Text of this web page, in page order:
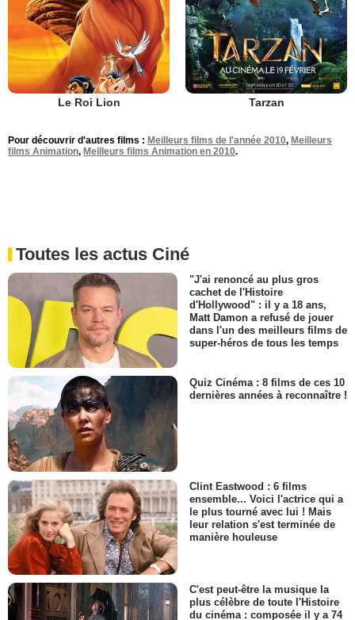
Le Roi Lion Tarzan
Pour découvrir d'autres films : Meilleurs films de l'année 2010, Meilleurs
films Animation, Meilleurs films Animation en 2010.
Toutes les actus Ciné
"J'ai renoncé au plus gros
cachet de l'Histoire
d'Hollywood" : il y a 18 ans,
Matt Damon a refusé de jouer
dans l'un des meilleurs films de
super-héros de tous les temps
Quiz Cinéma : 8 films de ces 10
dernières années à reconnaître !
Clint Eastwood : 6 films
ensemble... Voici l'actrice qui a
le plus tourné avec lui ! Mais
leur relation s'est terminée de
manière houleuse
C'est peut-être la musique la
plus célèbre de toute l'Histoire
du cinéma : composée il y a 74